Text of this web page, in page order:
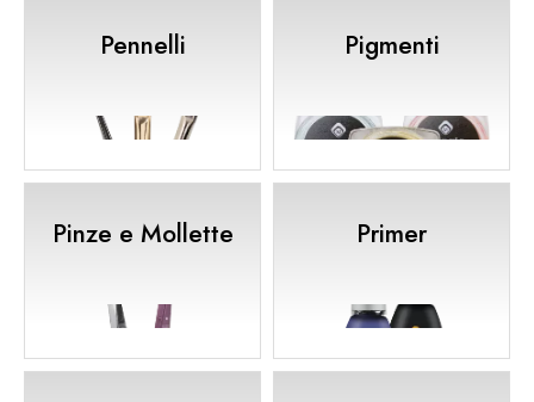
Pennelli Pigmenti
Pinze e Mollette Primer